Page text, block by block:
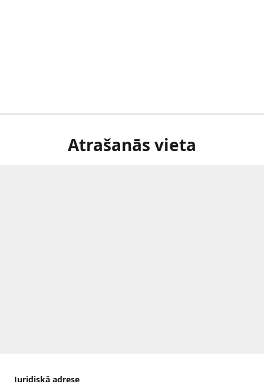
Atrašanās vieta
Juridiskā adrese